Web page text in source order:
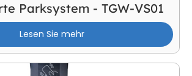
Parksystem - TGW-VS01
Lesen Sie mehr